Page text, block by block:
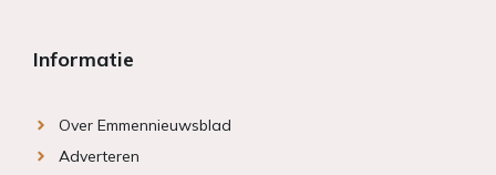
Informatie
Over Emmennieuwsblad
Adverteren